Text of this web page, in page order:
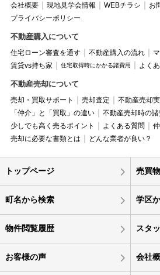
会社概要
現地見学会情報 WEBチラシ
お
プライバシーポリシー
不動産購入について
住宅ローン審査を通す 不動産購入の流れ
賃貸vs持ち家
住宅取得時にかかる諸費用 よく
不動産売却について
売却・買取サポート 売却査定 不動産売却
「仲介」と「買取」の違い
不動産売却時の諸
少しでも高く売るポイント
よくある質問
売却に必要な書類とは
どんな業者が良い？
トップページ 売買
町名から検索 学区
物件閲覧履歴 スタ
お客様の声 会社